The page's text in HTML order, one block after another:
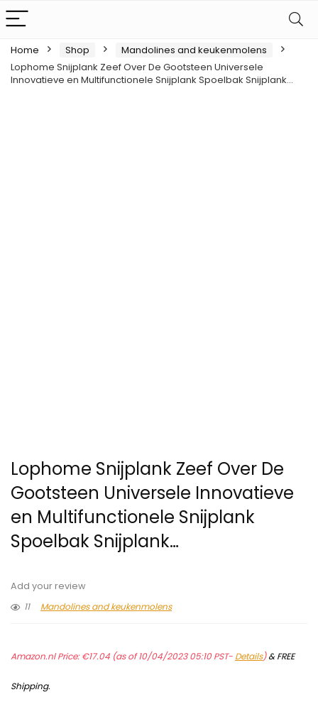
Home Shop
Mandolines and keukenmolens
Lophome Snijplank Zeef Over De Gootsteen Universele
Innovatieve en Multifunctionele Snijplank Spoelbak Snijplank…
Lophome Snijplank Zeef Over De
Gootsteen Universele Innovatieve
en Multifunctionele Snijplank
Spoelbak Snijplank…
Add your review
11
Mandolines and keukenmolens
Amazon.nl Price:€17.04 (as of 10/04/2023 05:10 PST- Details)&FREE
Shipping.